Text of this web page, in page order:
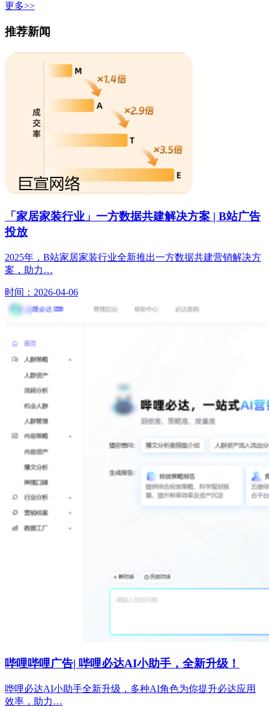
更多>>
推荐新闻
「家居家装行业」一方数据共建解决方案 | B站广告
投放
2025年，B站家居家装行业全新推出一方数据共建营销解决方
案，助力…
时间：2026-04-06
哔哩哔哩广告| 哔哩必达AI小助手，全新升级！
哗哩必达AI小助手全新升级，多种AI角色为你提升必达应用
效率，助力…